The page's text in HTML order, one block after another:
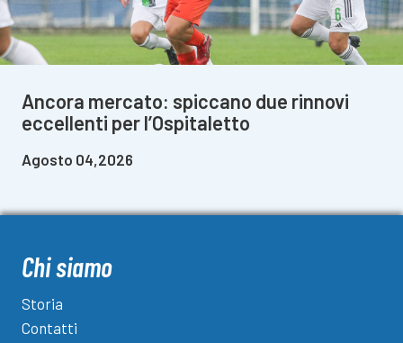
Ancora mercato: spiccano due rinnovi
eccellenti per l’Ospitaletto
Agosto 04,2026
Chi siamo
Storia
Contatti